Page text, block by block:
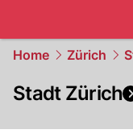
Home Zürich
Stadt Zürich